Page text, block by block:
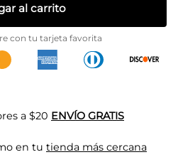
al carrito
con tu tarjeta favorita
a $20 ENVÍO GRATIS
en tu tienda más cercana